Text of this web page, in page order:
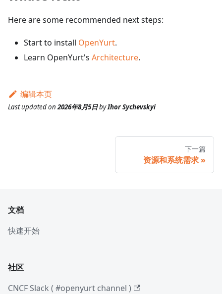
Here are some recommended next steps:
Start to install OpenYurt.
Learn OpenYurt's Architecture.
编辑本页
Last updatedon2026年8月5日byIhor Sychevskyi
下一篇
资源和系统需求
文档
快速开始
社区
CNCF Slack ( #openyurt channel )